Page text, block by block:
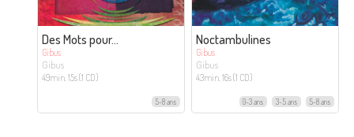
Des Mots pour…
Gibus
Gibus
49min. 15s (1 CD)
5-8 ans
Noctambulines
Gibus
Gibus
43min. 16s (1 CD)
0-3 ans 3-5 ans 5-8 ans